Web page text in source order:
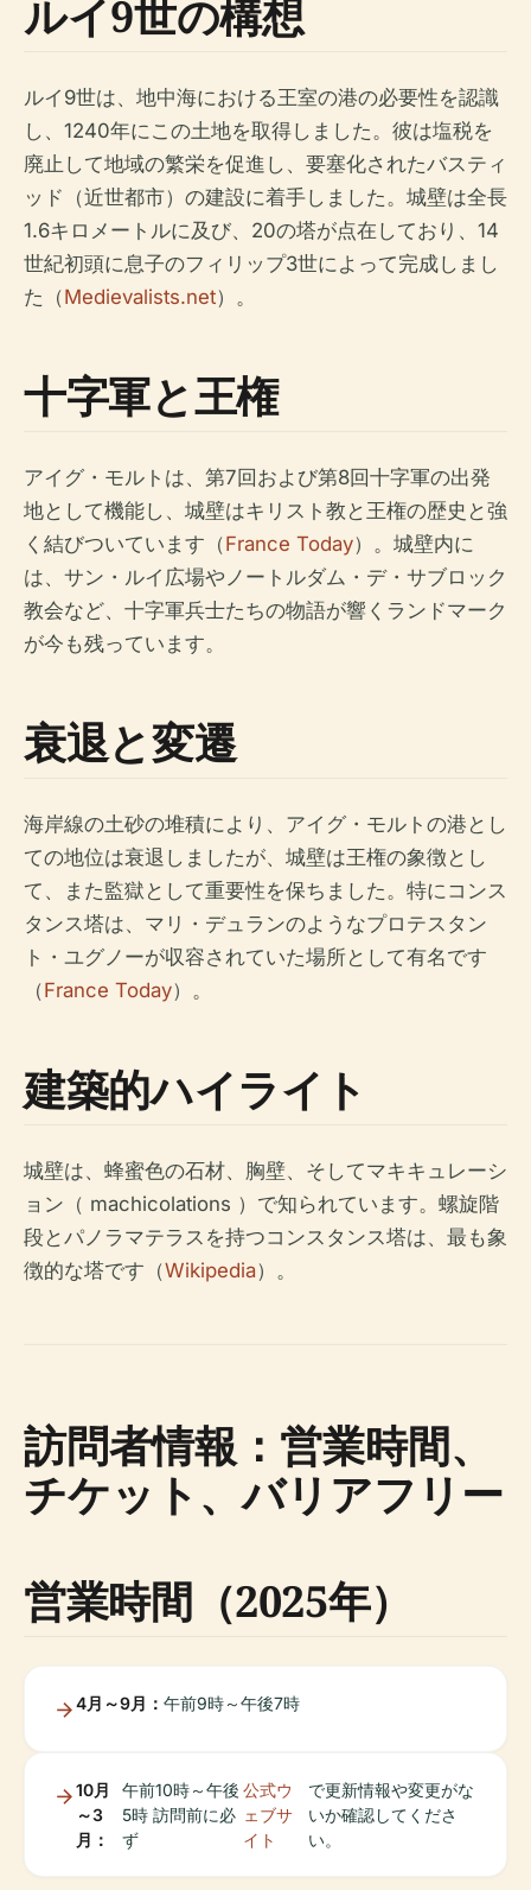
ルイ9世の構想
ルイ9世は、地中海における王室の港の必要性を認識
し、1240年にこの土地を取得しました。彼は塩税を
廃止して地域の繁栄を促進し、要塞化されたバスティ
ッド（近世都市）の建設に着手しました。城壁は全長
1.6キロメートルに及び、20の塔が点在しており、14
世紀初頭に息子のフィリップ3世によって完成しまし
た（Medievalists.net）。
十字軍と王権
アイグ・モルトは、第7回および第8回十字軍の出発
地として機能し、城壁はキリスト教と王権の歴史と強
く結びついています（France Today）。城壁内に
は、サン・ルイ広場やノートルダム・デ・サブロック
教会など、十字軍兵士たちの物語が響くランドマーク
が今も残っています。
衰退と変遷
海岸線の土砂の堆積により、アイグ・モルトの港とし
ての地位は衰退しましたが、城壁は王権の象徴とし
て、また監獄として重要性を保ちました。特にコンス
タンス塔は、マリ・デュランのようなプロテスタン
ト・ユグノーが収容されていた場所として有名です
（France Today）。
建築的ハイライト
城壁は、蜂蜜色の石材、胸壁、そしてマキキュレーシ
ョン（ machicolations ）で知られています。螺旋階
段とパノラマテラスを持つコンスタンス塔は、最も象
徴的な塔です（Wikipedia）。
訪問者情報：営業時間、
チケット、バリアフリー
営業時間（2025年）
4月～9月： 午前9時～午後7時
10月
～3
月：
午前10時～午後
5時 訪問前に必
ず
公式ウ
ェブサ
イト
で更新情報や変更がな
いか確認してくださ
い。